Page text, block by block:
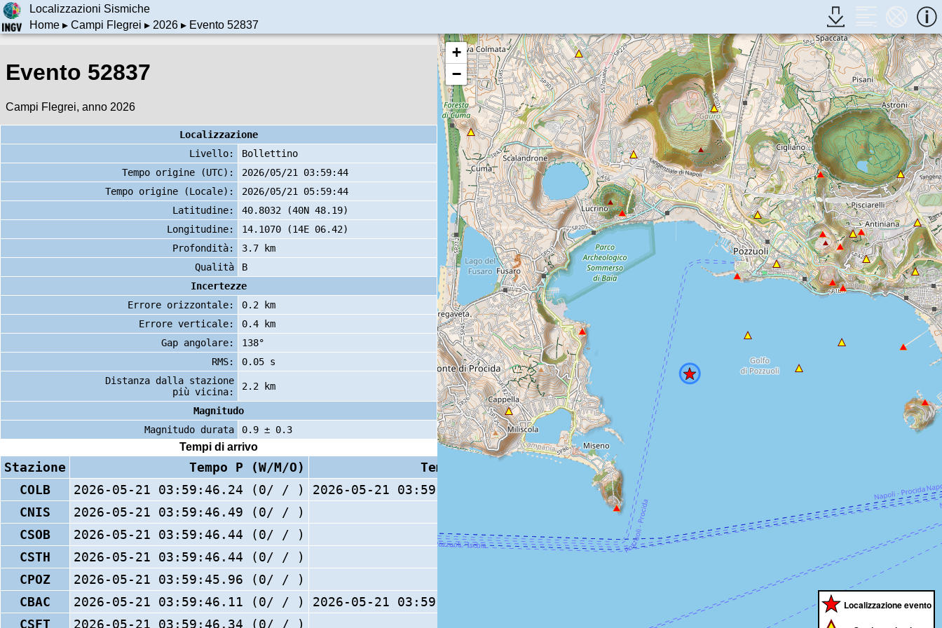
Localizzazioni Sismiche
Home▸ Campi Flegrei ▸ 2026▸ Evento 52837
Evento 52837
Campi Flegrei, anno 2026
Localizzazione
Livello:
Bollettino
Tempo origine (UTC):
2026/05/21 03:59:44
Tempo origine (Locale):
2026/05/21 05:59:44
Latitudine:
40.8032 (40N 48.19)
Longitudine:
14.1070 (14E 06.42)
Profondità:
3.7 km
Qualità
B
Incertezze
Errore orizzontale:
0.2 km
Errore verticale:
0.4 km
Gap angolare:
138°
RMS:
0.05 s
Distanza dalla stazione
più vicina:
2.2 km
Magnitudo
Magnitudo durata
0.9 ± 0.3
Tempi di arrivo
Stazione Tempo P (W/M/O) Tempo S (W/M/O)
Coda
COLB
2026-05-21 03:59:46.24 (0/ / )
2026-05-21 03:59:47.6 (0/ / )
CNIS
2026-05-21 03:59:46.49 (0/ / )
CSOB
2026-05-21 03:59:46.44 (0/ / )
CSTH
2026-05-21 03:59:46.44 (0/ / )
CPOZ
2026-05-21 03:59:45.96 (0/ / )
CBAC
2026-05-21 03:59:46.11 (0/ / )
2026-05-21 03:59:47.2 (0/ / )
CSFT
2026-05-21 03:59:46.34 (0/ / )
+
−
Localizzazione evento